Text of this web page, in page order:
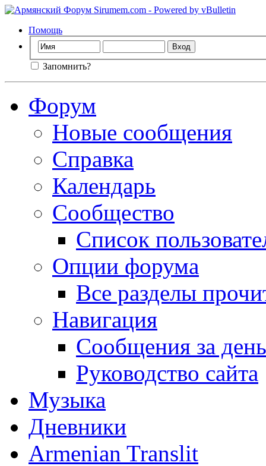
Помощь
Запомнить?
Форум
Новые сообщения
Справка
Календарь
Сообщество
Список
Опции форума
Все разделы
Навигация
Сообщения за день
Руководство сайта
Музыка
Дневники
Armenian Translit